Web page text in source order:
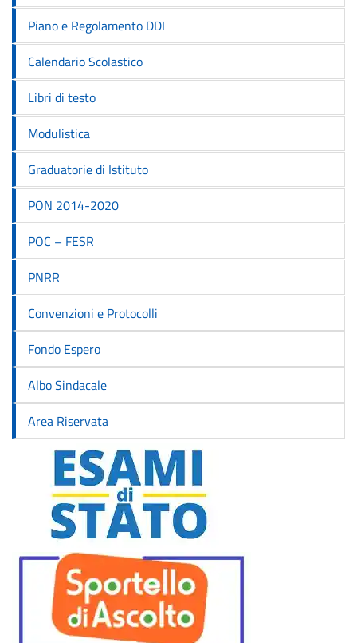
Piano e Regolamento DDI
Calendario Scolastico
Libri di testo
Modulistica
Graduatorie di Istituto
PON 2014-2020
POC – FESR
PNRR
Convenzioni e Protocolli
Fondo Espero
Albo Sindacale
Area Riservata